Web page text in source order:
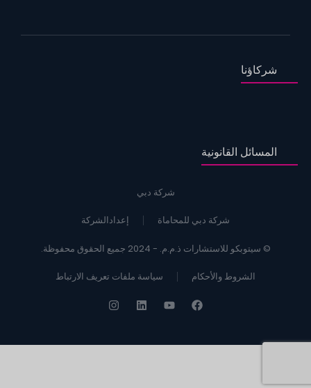
شركاؤنا
المسائل القانونية
شركة دبي
شركة دبي للمحاماة إعدادالشركة
© سيتوبكو للاستشارات ذ.م.م. - 2024 جميع الحقوق محفوظة.
الشروط والأحكام سياسة ملفات تعريف الارتباط